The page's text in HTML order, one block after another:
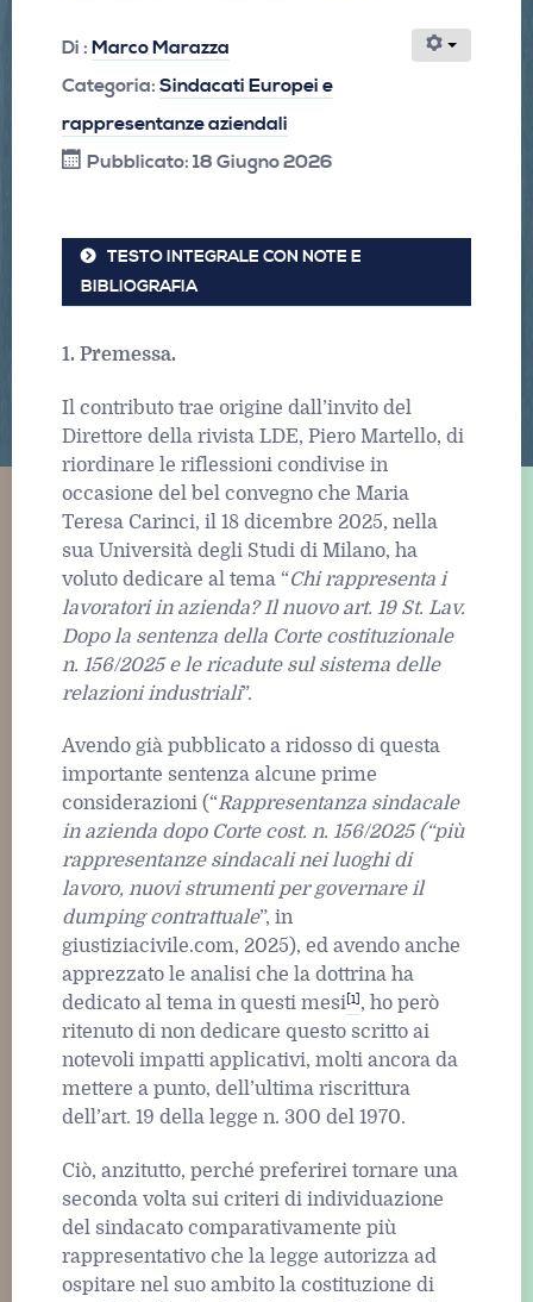
Di : Marco Marazza
Categoria: Sindacati Europei e
rappresentanze aziendali
Pubblicato: 18 Giugno 2026
TESTO INTEGRALE CON NOTE E
BIBLIOGRAFIA
1. Premessa.
Il contributo trae origine dall’invito del
Direttore della rivista LDE, Piero Martello, di
riordinare le riflessioni condivise in
occasione del bel convegno che Maria
Teresa Carinci, il 18 dicembre 2025, nella
sua Università degli Studi di Milano, ha
voluto dedicare al tema “Chi rappresenta i
lavoratori in azienda? Il nuovo art. 19 St. Lav.
Dopo la sentenza della Corte costituzionale
n. 156/2025 e le ricadute sul sistema delle
relazioni industriali”.
Avendo già pubblicato a ridosso di questa
importante sentenza alcune prime
considerazioni (“Rappresentanza sindacale
in azienda dopo Corte cost. n. 156/2025 (“più
rappresentanze sindacali nei luoghi di
lavoro, nuovi strumenti per governare il
dumping contrattuale”, in
giustiziacivile.com, 2025), ed avendo anche
apprezzato le analisi che la dottrina ha
dedicato al tema in questi mesi [1] , ho però
ritenuto di non dedicare questo scritto ai
notevoli impatti applicativi, molti ancora da
mettere a punto, dell’ultima riscrittura
dell’art. 19 della legge n. 300 del 1970.
Ciò, anzitutto, perché preferirei tornare una
seconda volta sui criteri di individuazione
del sindacato comparativamente più
rappresentativo che la legge autorizza ad
ospitare nel suo ambito la costituzione di